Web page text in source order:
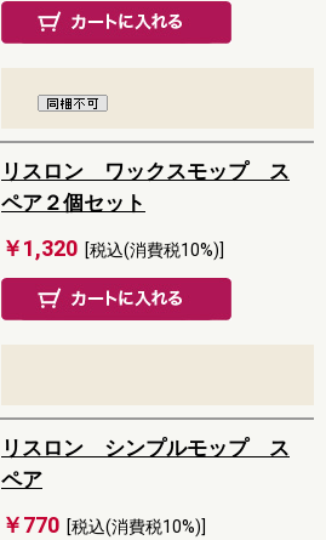
リスロン ワックスモップ ス
ペア２個セット
￥1,320 [税込(消費税10%)]
リスロン シンプルモップ ス
ペア
￥770 [税込(消費税10%)]